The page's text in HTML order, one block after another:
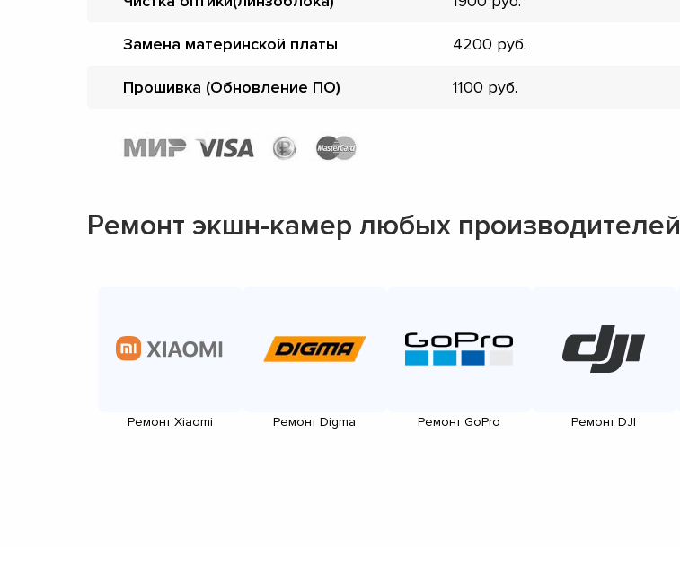
Замена материнской платы 4200
Прошивка (Обновление ПО) 1100
Ремонт экшн-камер любых производителей
Ремонт Xiaomi Ремонт Digma Ремонт GoPro Ремонт DJI
▼